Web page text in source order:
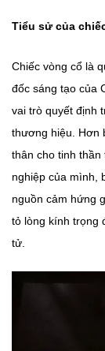
Tiểu sử của
Chiếc vòng cổ là
đốc sáng tạo của
vai trò quyết định
thương hiệu. Hơn
thân cho tinh thần
nghiệp của mình,
nguồn cảm hứng
tỏ lòng kính trọng
tử.